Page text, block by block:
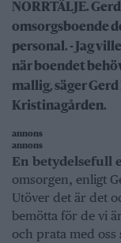
NORRTÄLJE.
omsorgsboende
personal. - Jag
när boendet
mallig, säger
Kristinagården.
annons
annons
En betydelsefull
omsorgen, enligt
Utöver det är det
bemötta för de vi
och prata med